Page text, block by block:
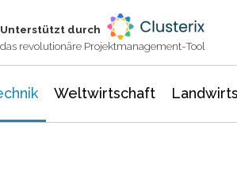
Unterstützt durch
das revolutionäre Projektmanagement-Tool
Weltwirtschaft